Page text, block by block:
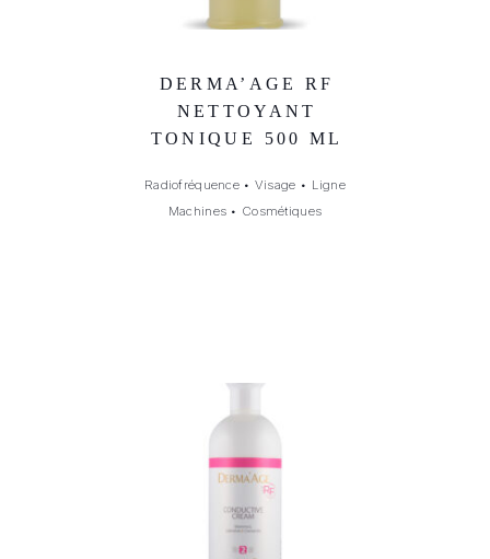
DERMA’AGE RF
NETTOYANT
TONIQUE 500 ML
Radiofréquence • Visage • Ligne
Machines • Cosmétiques